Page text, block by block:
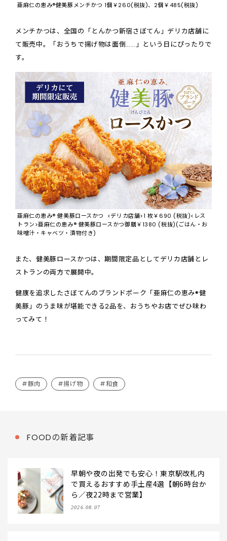
亜麻仁の恵み®健美豚メンチかつ 1個￥260(税抜)、2個￥485(税抜)
メンチかつは、全国の「とんかつ新宿さぼてん」デリカ店舗に
て販売中。「おうちで揚げ物は面倒……」という日にぴったりで
す。
亜麻仁の恵み® 健美豚ロースかつ <デリカ店舗>1 枚￥690 (税抜)<レス
トラン>亜麻仁の恵み® 健美豚ロースかつ御膳￥1380 (税抜)(ごはん・お
味噌汁・キャベツ・漬物付き)
また、健美豚ロースかつは、期間限定品としてデリカ店舗とレ
ストランの両方で展開中。
健康を追求したさぼてんのブランドポーク「亜麻仁の恵み®健
美豚」のうま味が堪能できる2品を、おうちやお店でぜひ味わ
ってみて！
#豚肉 #揚げ物 #和食
FOODの新着記事
早朝や夜の出発でも安心！東京駅改札内
で買えるおすすめ手土産4選【朝6時台か
ら／夜22時まで営業】
2026.08.07